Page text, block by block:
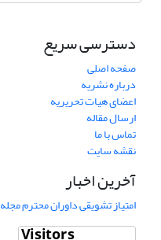
دسترسی سریع
صفحه اصلی
درباره نشریه
اعضای هیات تحریریه
ارسال مقاله
تماس با ما
نقشه سایت
آخرین اخبار
امتیاز تشویقی داوران محترم مجله